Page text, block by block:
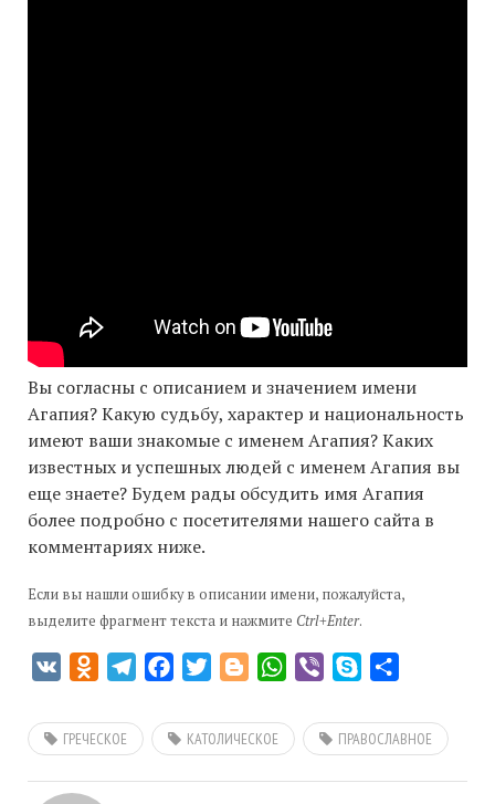
Вы согласны с описанием и значением имени
Агапия? Какую судьбу, характер и национальность
имеют ваши знакомые с именем Агапия? Каких
известных и успешных людей с именем Агапия вы
еще знаете? Будем рады обсудить имя Агапия
более подробно с посетителями нашего сайта в
комментариях ниже.
Если вы нашли ошибку в описании имени, пожалуйста,
выделите фрагмент текста и нажмите Ctrl+Enter.
VK Odnoklassniki
TelegramFacebookTwitterBloggerWhatsApp
Viber Skype
ГРЕЧЕСКОЕ КАТОЛИЧЕСКОЕ ПРАВОСЛАВНОЕ